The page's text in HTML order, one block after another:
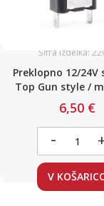
Šifra izdelka:
Preklopno 12/24V stikalo /
Top Gun style /
ORANŽNO
6,50 €
- +
V